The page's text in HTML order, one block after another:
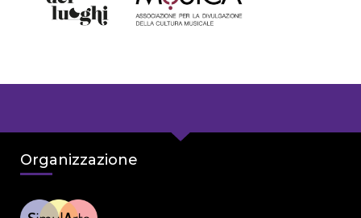
Organizzazione